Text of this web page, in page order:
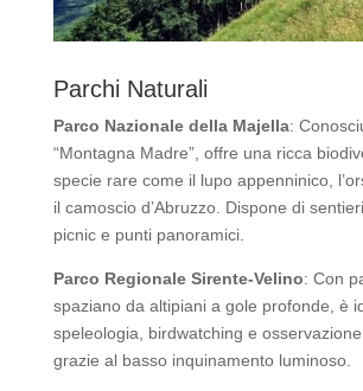
Parchi Naturali
Parco Nazionale della Majella:
“Montagna Madre”, offre una ricca
specie rare come il lupo appenninico,
il camoscio d’Abruzzo. Dispone di
picnic e punti panoramici.
Parco Regionale Sirente-Velino: Con
spaziano da altipiani a gole profonde, è
speleologia, birdwatching e
grazie al basso inquinamento luminoso.